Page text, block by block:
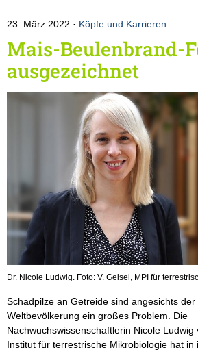
23. März 2022 Köpfe und Karrieren
Mais-Beulenbrand-
ausgezeichnet
Dr. Nicole Ludwig. Foto: V. Geisel, MPI für
Schadpilze an Getreide sind angesichts
Weltbevölkerung ein großes Problem. Die
Nachwuchswissenschaftlerin Nicole Ludwig
Institut für terrestrische Mikrobiologie hat